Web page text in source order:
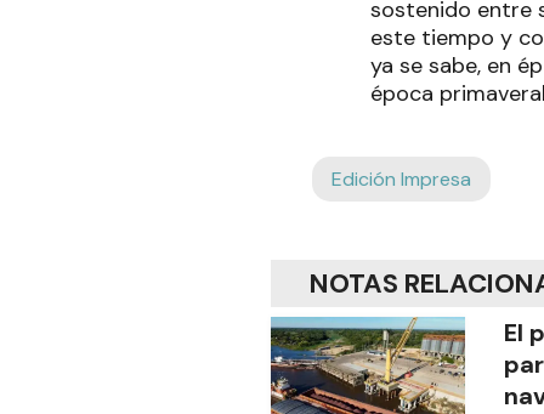
sostenido entre
este tiempo y
ya se sabe, en
época
Edición Impresa
NOTAS
El